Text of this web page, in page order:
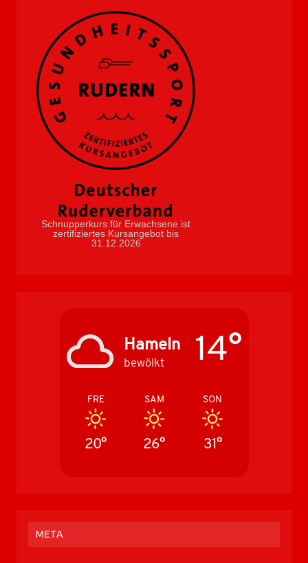
Schnupperkurs für Erwachsene ist
zertifiziertes Kursangebot bis
31.12.2026
Hameln
bewölkt 14°
FRE
20°
SAM
26°
SON
31°
META